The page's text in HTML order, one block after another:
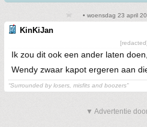
• woensdag 23 april
KinKiJan
[redacted]
Ik zou dit ook een ander laten
Wendy zwaar kapot ergeren aan
“Surrounded by losers, misfits and boozers”
▼ Advertentie